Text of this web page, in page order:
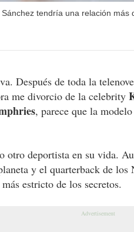
tendría una relación más
Después de toda la
me divorcio de la celebrity
, parece que la
otro deportista en su vida.
y el quarterback de
estricto de los secretos.